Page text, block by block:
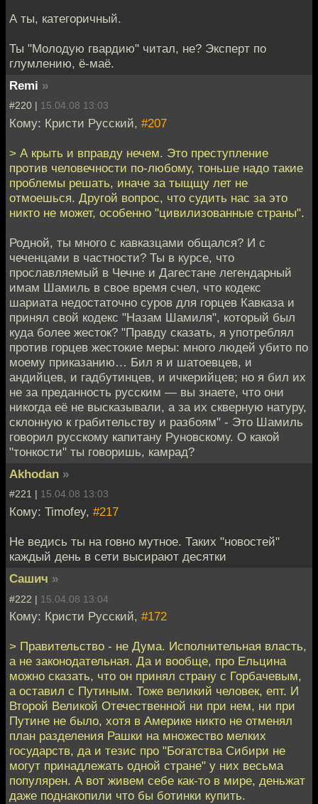
А ты, категоричный.
Ты "Молодую гвардию" читал, не? Эксперт по
глумлению, ё-маё.
Remi »
#220 | 15.04.08 13:03
Кому: Кристи Русский, #207
> А крыть и вправду нечем. Это преступление
против человечности по-любому, тоньше надо такие
проблемы решать, иначе за тыщщу лет не
отмоешься. Другой вопрос, что судить нас за это
никто не может, особенно "цивилизованные страны".
Родной, ты много с кавказцами общался? И с
чеченцами в частности? Ты в курсе, что
прославляемый в Чечне и Дагестане легендарный
имам Шамиль в свое время счел, что кодекс
шариата недостаточно суров для горцев Кавказа и
принял свой кодекс "Назам Шамиля", который был
куда более жесток? "Правду сказать, я употреблял
против горцев жестокие меры: много людей убито по
моему приказанию… Бил я и шатоевцев, и
андийцев, и гадбутинцев, и ичкерийцев; но я бил их
не за преданность русским — вы знаете, что они
никогда её не высказывали, а за их скверную натуру,
склонную к грабительству и разбоям" - Это Шамиль
говорил русскому капитану Руновскому. О какой
"тонкости" ты говоришь, камрад?
Akhodan »
#221 | 15.04.08 13:03
Кому: Timofey, #217
Не ведись ты на говно мутное. Таких "новостей"
каждый день в сети высирают десятки
Сашич »
#222 | 15.04.08 13:04
Кому: Кристи Русский, #172
> Правительство - не Дума. Исполнительная власть,
а не законодательная. Да и вообще, про Ельцина
можно сказать, что он принял страну с Горбачевым,
а оставил с Путиным. Тоже великий человек, епт. И
Второй Великой Отечественной ни при нем, ни при
Путине не было, хотя в Америке никто не отменял
план разделения Рашки на множество мелких
государств, да и тезис про "Богатства Сибири не
могут принадлежать одной стране" у них весьма
популярен. А вот живем себе как-то в мире, деньжат
даже поднакопили что бы ботинки купить.